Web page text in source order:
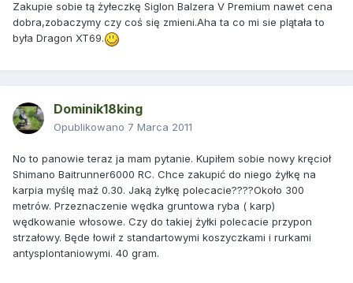
Zakupie sobie tą żyłeczkę Siglon Balzera V Premium nawet cena
dobra,zobaczymy czy coś się zmieni.Aha ta co mi sie plątała to
była Dragon XT69.
Dominik18king
Opublikowano 7 Marca 2011
No to panowie teraz ja mam pytanie. Kupiłem sobie nowy kręcioł
Shimano Baitrunner6000 RC. Chce zakupić do niego żyłkę na
karpia myślę maź 0.30. Jaką żyłkę polecacie????Około 300
metrów. Przeznaczenie wędka gruntowa ryba ( karp)
wędkowanie włosowe. Czy do takiej żyłki polecacie przypon
strzałowy. Będe łowił z standartowymi koszyczkami i rurkami
antysplontaniowymi. 40 gram.